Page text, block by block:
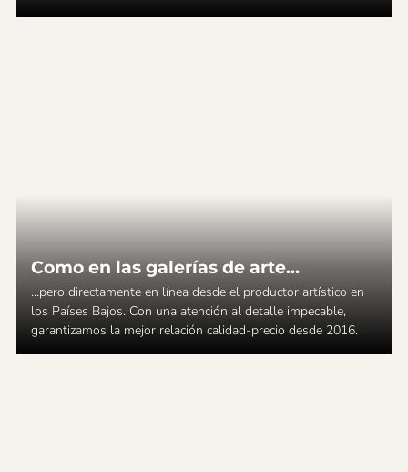
Como en las galerías de arte...
...pero directamente en línea desde el productor artístico en
los Países Bajos. Con una atención al detalle impecable,
garantizamos la mejor relación calidad-precio desde 2016.